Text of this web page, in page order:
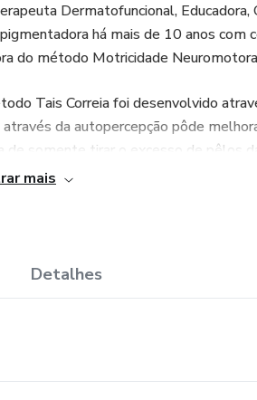
Dermatofuncional, Educadora,
há mais de 10 anos com
do método Motricidade
Tais Correia foi desenvolvido
da autopercepção pôde
de somente tirar o excesso de pêlos
deve ser realçada começando através
mais
Detalhes